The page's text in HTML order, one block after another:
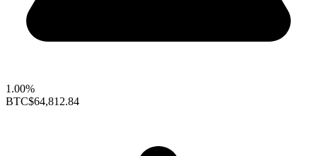
1.00%
BTC$64,812.84